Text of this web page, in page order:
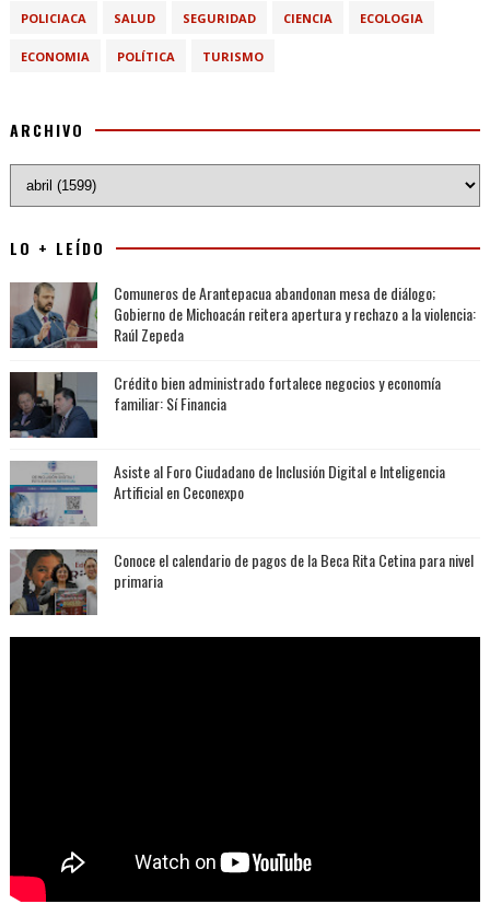
POLICIACA SALUD SEGURIDAD CIENCIA ECOLOGIA
ECONOMIA POLÍTICA TURISMO
ARCHIVO
LO + LEÍDO
Comuneros de Arantepacua abandonan mesa de diálogo;
Gobierno de Michoacán reitera apertura y rechazo a la violencia:
Raúl Zepeda
Crédito bien administrado fortalece negocios y economía
familiar: Sí Financia
Asiste al Foro Ciudadano de Inclusión Digital e Inteligencia
Artificial en Ceconexpo
Conoce el calendario de pagos de la Beca Rita Cetina para nivel
primaria